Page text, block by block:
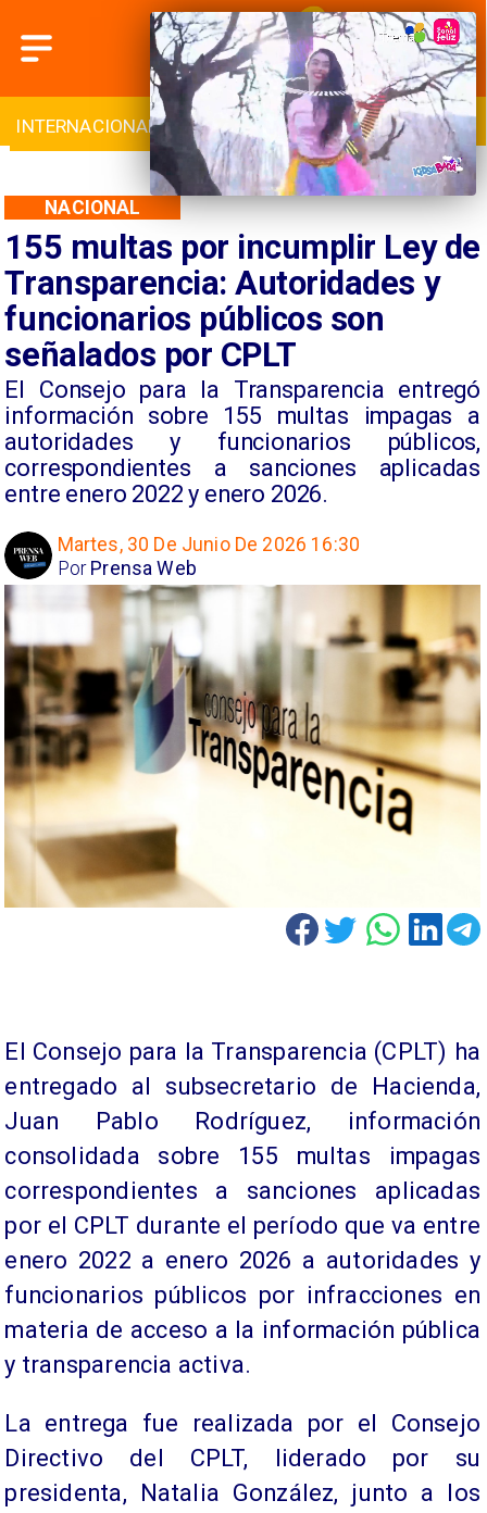
INTERNACIONAL DEPORTES CULTURA
155 multas por incumplir Ley de
Transparencia: Autoridades y
funcionarios públicos son
señalados por CPLT
El Consejo para la Transparencia entregó
información sobre 155 multas impagas a
autoridades y funcionarios públicos,
correspondientes a sanciones aplicadas
entre enero 2022 y enero 2026.
NACIONAL
Martes, 30 De Junio De 2026 16:30
Prensa Web
Por
El Consejo para la Transparencia (CPLT) ha
entregado al subsecretario de Hacienda,
Juan Pablo Rodríguez, información
consolidada sobre 155 multas impagas
correspondientes a sanciones aplicadas
por el CPLT durante el período que va entre
enero 2022 a enero 2026 a autoridades y
funcionarios públicos por infracciones en
materia de acceso a la información pública
y transparencia activa.
La entrega fue realizada por el Consejo
Directivo del CPLT, liderado por su
presidenta, Natalia González, junto a los